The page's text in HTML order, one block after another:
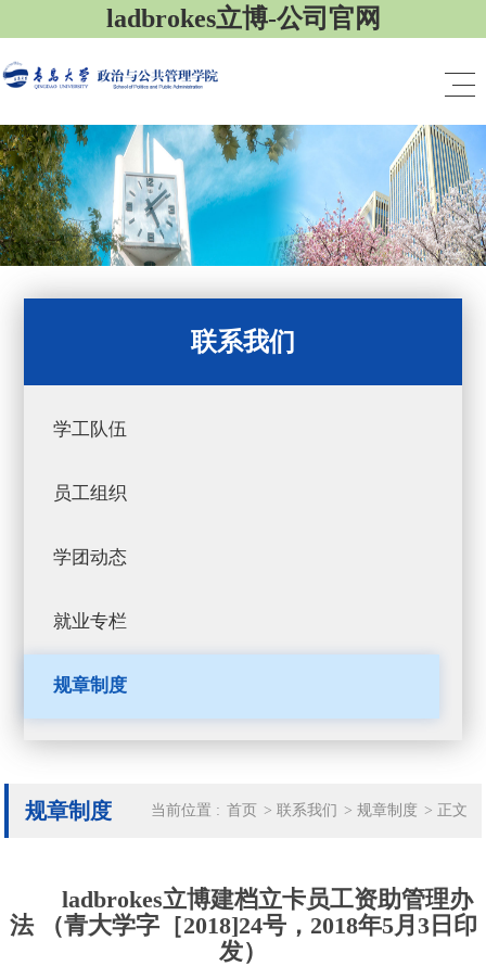
ladbrokes立博-公司官网
联系我们
学工队伍
员工组织
学团动态
就业专栏
规章制度
规章制度 当前位置 : 首页 > 联系我们 > 规章制度 > 正文
ladbrokes立博建档立卡员工资助管理办
法 （青大学字［2018]24号，2018年5月3日印
发）